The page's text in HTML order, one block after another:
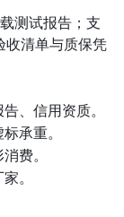
测试报告；支
收清单与质保凭
、信用资质。
承重。
费。
。